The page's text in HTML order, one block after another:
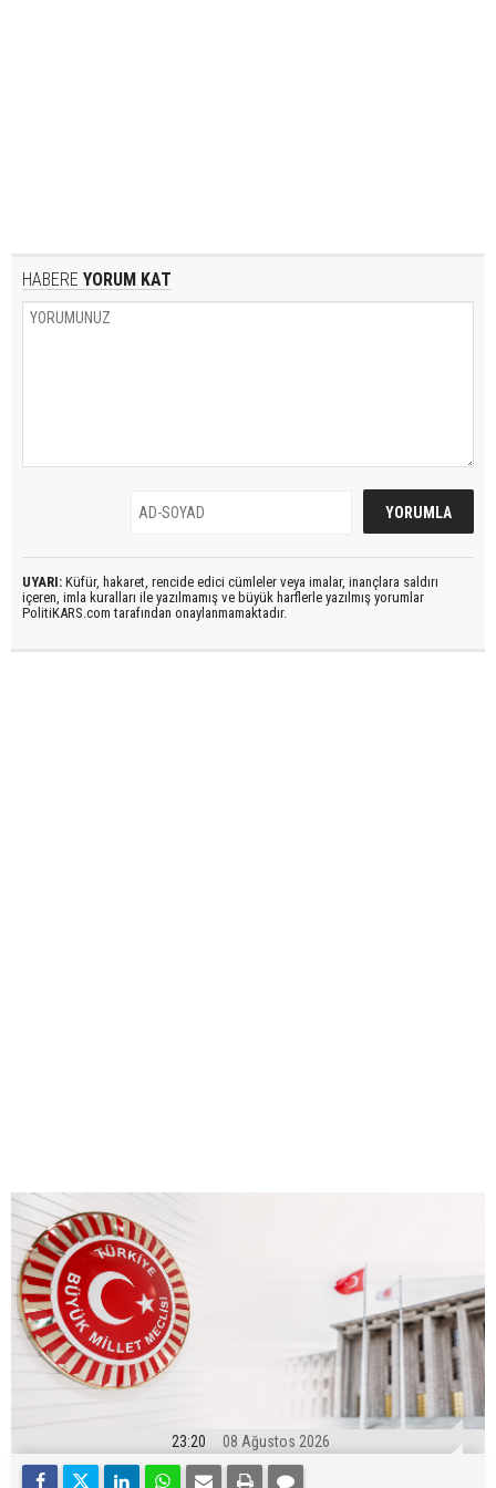
HABERE YORUM KAT
UYARI: Küfür, hakaret, rencide edici cümleler veya imalar, inançlara saldırı
içeren, imla kuralları ile yazılmamış ve büyük harflerle yazılmış yorumlar
PolitiKARS.com tarafından onaylanmamaktadır.
23:20 08 Ağustos 2026